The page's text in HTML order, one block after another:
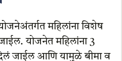
महिलांना विशेष
योजनेत महिलांना 3
दिलं जाईल आणि यामुळे बीमा व